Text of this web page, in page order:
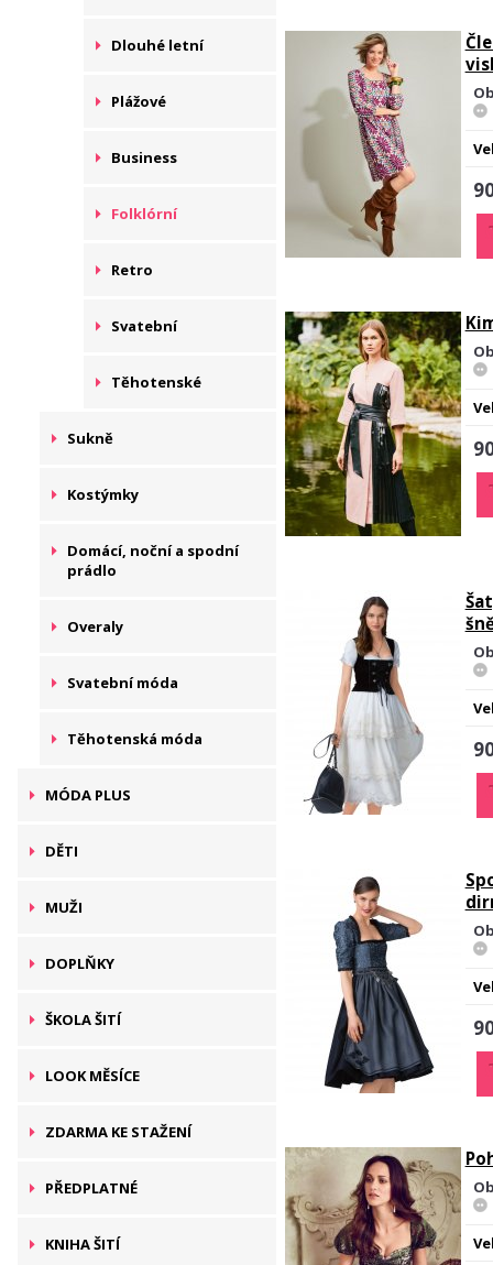
Dlouhé letní
Plážové
Business
Folklórní
Retro
Svatební
Těhotenské
Sukně
Kostýmky
Domácí, noční a spodní
prádlo
Overaly
Svatební móda
Těhotenská móda
MÓDA PLUS
DĚTI
MUŽI
DOPLŇKY
ŠKOLA ŠITÍ
LOOK MĚSÍCE
ZDARMA KE STAŽENÍ
PŘEDPLATNÉ
KNIHA ŠITÍ